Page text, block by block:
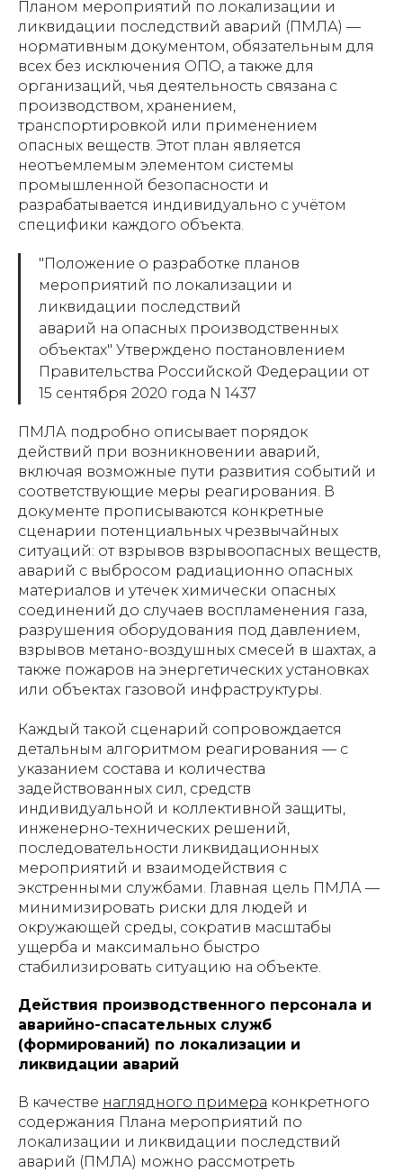
Планом мероприятий по локализации и
ликвидации последствий аварий (ПМЛА) —
нормативным документом, обязательным для
всех без исключения ОПО, а также для
организаций, чья деятельность связана с
производством, хранением,
транспортировкой или применением
опасных веществ. Этот план является
неотъемлемым элементом системы
промышленной безопасности и
разрабатывается индивидуально с учётом
специфики каждого объекта.
"Положение о разработке планов
мероприятий по локализации и
ликвидации последствий
аварий на опасных производственных
объектах" Утверждено постановлением
Правительства Российской Федерации от
15 сентября 2020 года N 1437
ПМЛА подробно описывает порядок
действий при возникновении аварий,
включая возможные пути развития событий и
соответствующие меры реагирования. В
документе прописываются конкретные
сценарии потенциальных чрезвычайных
ситуаций: от взрывов взрывоопасных веществ,
аварий с выбросом радиационно опасных
материалов и утечек химически опасных
соединений до случаев воспламенения газа,
разрушения оборудования под давлением,
взрывов метано-воздушных смесей в шахтах, а
также пожаров на энергетических установках
или объектах газовой инфраструктуры.
Каждый такой сценарий сопровождается
детальным алгоритмом реагирования — с
указанием состава и количества
задействованных сил, средств
индивидуальной и коллективной защиты,
инженерно-технических решений,
последовательности ликвидационных
мероприятий и взаимодействия с
экстренными службами. Главная цель ПМЛА —
минимизировать риски для людей и
окружающей среды, сократив масштабы
ущерба и максимально быстро
стабилизировать ситуацию на объекте.
Действия производственного персонала и
аварийно-спасательных служб
(формирований) по локализации и
ликвидации аварий
В качестве наглядного примера конкретного
содержания Плана мероприятий по
локализации и ликвидации последствий
аварий (ПМЛА) можно рассмотреть